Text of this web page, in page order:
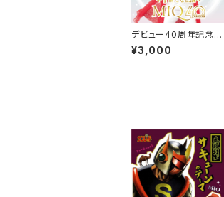
デビュー40周年記念セ
ルフカバーアルバム｢+1
新たな伝説へ｣
¥3,000